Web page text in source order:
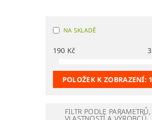
NA SKLADĚ
190 Kč
POLOŽEK K ZOBRAZENÍ:
FILTR PODLE PARAMETRŮ,